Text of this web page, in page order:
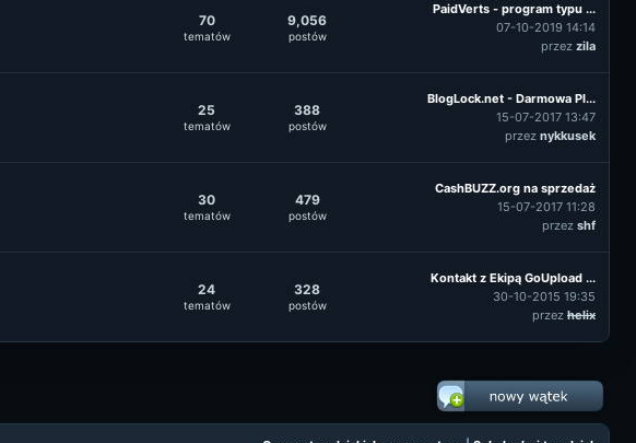
70
tematów
9,056
postów
PaidVerts - program typu ...
07-10-2019 14:14
przez zila
25
tematów
388
postów
BlogLock.net - Darmowa Pl...
15-07-2017 13:47
przez nykkusek
30
tematów
479
postów
CashBUZZ.org na sprzedaż
15-07-2017 11:28
przez shf
24
tematów
328
postów
Kontakt z Ekipą GoUpload ...
30-10-2015 19:35
przez helix